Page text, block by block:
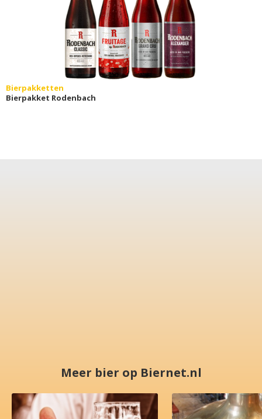
Bierpakketten
Bierpakket Rodenbach
Meer bier op Biernet.nl